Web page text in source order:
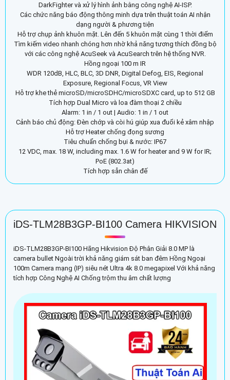
DarkFighter và xử lý hình ảnh bằng công nghệ AI-ISP.
Các chức năng báo động thông minh dựa trên thuật toán AI nhận
dạng người & phương tiện
Hỗ trợ chụp ảnh khuôn mặt. Lên đến 5 khuôn mặt cùng 1 thời điểm
Tìm kiếm video nhanh chóng hơn nhờ khả năng tương thích đồng bộ
với các công nghệ AcuSeek và AcuSearch trên hệ thống NVR.
Hồng ngoại 100 m IR
WDR 120dB, HLC, BLC, 3D DNR, Digital Defog, EIS, Regional
Exposure, Regional Focus, VR View
Hỗ trợ khe thẻ microSD/microSDHC/microSDXC card, up to 512 GB
Tích hợp Dual Micro và loa đàm thoại 2 chiều
Alarm: 1 in / 1 out | Audio: 1 in / 1 out
Cảnh báo chủ động: Đèn chớp và còi hú giúp xua đuổi kẻ xâm nhập
Hỗ trợ Heater chống đọng sương
Tiêu chuẩn chống bụi & nước: IP67
12 VDC, max. 18 W, including max. 1.6 W for heater and 9 W for IR;
PoE (802.3at)
Tích hợp sẵn chân đế
iDS-TLM28B3GP-BI100 Camera HIKVISION
iDS-TLM28B3GP-BI100 Hãng Hikvision Độ Phân Giải 8.0 MP là
camera bullet Ngoài trời khả năng giám sát ban đêm Hồng Ngoại
100m Camera mạng (IP) siêu nét Ultra 4k 8.0 megapixel Với khả năng
tích hợp Công Nghệ AI Chống trộm thu âm chất lượng